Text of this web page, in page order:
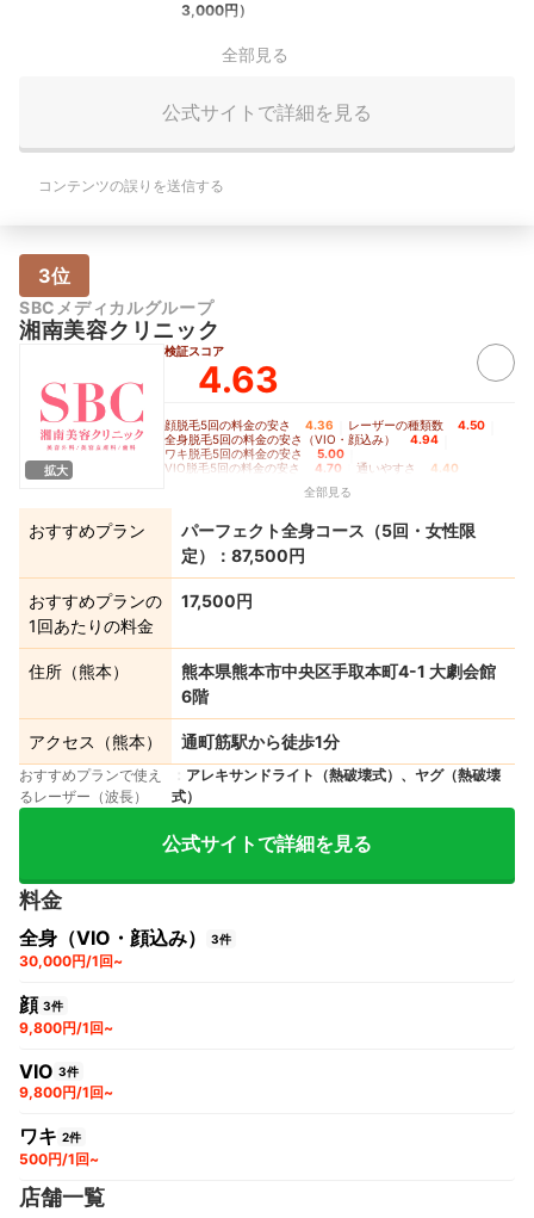
3,000円）
全部見る
公式サイトで詳細を見る
コンテンツの誤りを送信する
3位
SBCメディカルグループ
湘南美容クリニック
拡大
検証スコア
4.63
顔脱毛5回の料金の安さ 4.36 レーザーの種類数 4.50
全身脱毛5回の料金の安さ（VIO・顔込み） 4.94
ワキ脱毛5回の料金の安さ 5.00
VIO脱毛5回の料金の安さ 4.70 通いやすさ
4.40
全部見る
おすすめプラン
パーフェクト全身コース（5回・女性限
定）：87,500円
おすすめプランの
1回あたりの料金
17,500円
住所（熊本）
熊本県熊本市中央区手取本町4-1 大劇会館
6階
アクセス（熊本） 通町筋駅から徒歩1分
おすすめプランで使え
るレーザー（波長）
アレキサンドライト（熱破壊式）、ヤグ（熱破壊
式）
公式サイトで詳細を見る
料金
全身（VIO・顔込み） 3件
30,000円/1回~
顔 3件
9,800円/1回~
VIO 3件
9,800円/1回~
ワキ 2件
500円/1回~
店舗一覧